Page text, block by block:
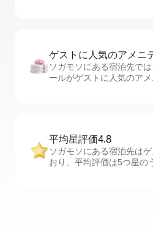
ゲストに人⁠気⁠のア⁠メ⁠ニ⁠
ソガモソにある宿泊先で
ールがゲストに人気のア
平均星評価4.8
ソガモソにある宿泊先は
おり、平均評価は5つ星の